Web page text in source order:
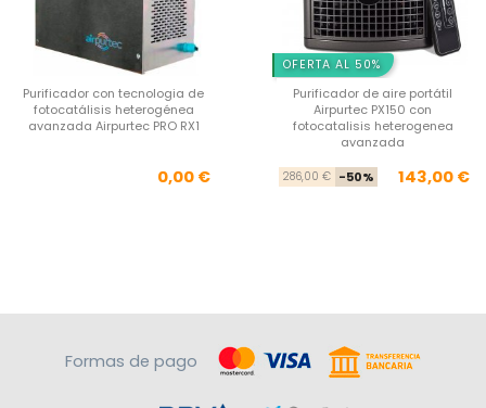
Purificador con tecnologia de
fotocatálisis heterogénea
avanzada Airpurtec PRO RX1
Precio
0,00 €
OFERTA AL 50%
Purificador de aire portátil
Airpurtec PX150 con
fotocatalisis heterogenea
avanzada
286,00 € -50% 143,00 €
Formas de pago